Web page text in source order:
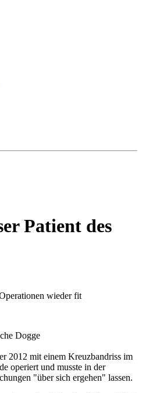
Patient des
wieder fit
Dogge
2012 mit einem Kreuzbandriss im
operiert und musste in der
"über sich ergehen" lassen.